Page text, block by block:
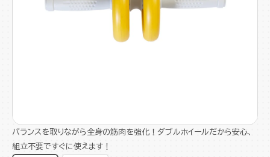
バランスを取りながら全身の筋肉を強化！ダブルホイールだから安心、
組立不要ですぐに使えます！